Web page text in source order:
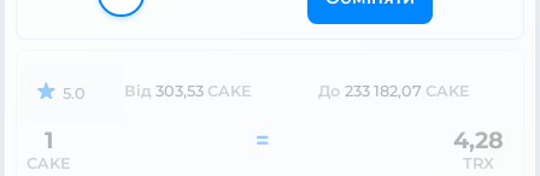
5.0 Від 303,53 CAKE До 233 182,07 CAKE
1
CAKE
= 4,28
TRX